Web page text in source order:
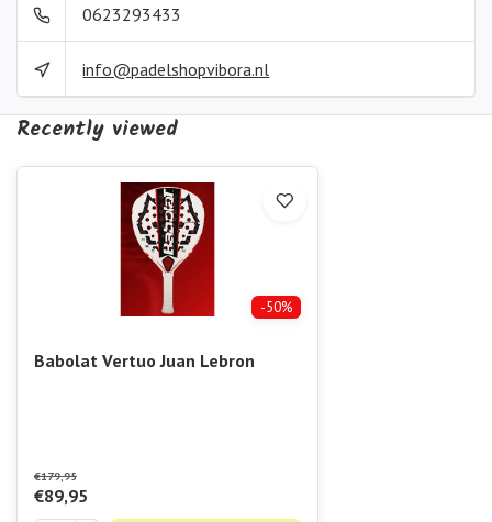
0623293433
info@padelshopvibora.nl
Recently viewed
-50%
Babolat Vertuo Juan Lebron
€179,95
€89,95